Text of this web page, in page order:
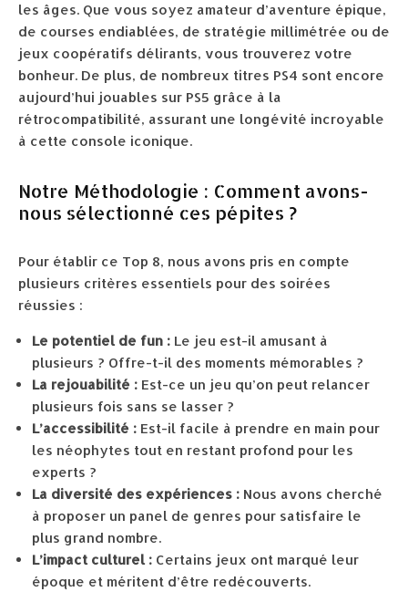
les âges. Que vous soyez amateur d’aventure épique,
de courses endiablées, de stratégie millimétrée ou de
jeux coopératifs délirants, vous trouverez votre
bonheur. De plus, de nombreux titres PS4 sont encore
aujourd’hui jouables sur PS5 grâce à la
rétrocompatibilité, assurant une longévité incroyable
à cette console iconique.
Notre Méthodologie : Comment avons-
nous sélectionné ces pépites ?
Pour établir ce Top 8, nous avons pris en compte
plusieurs critères essentiels pour des soirées
réussies :
Le potentiel de fun : Le jeu est-il amusant à
plusieurs ? Offre-t-il des moments mémorables ?
La rejouabilité : Est-ce un jeu qu’on peut relancer
plusieurs fois sans se lasser ?
L’accessibilité : Est-il facile à prendre en main pour
les néophytes tout en restant profond pour les
experts ?
La diversité des expériences : Nous avons cherché
à proposer un panel de genres pour satisfaire le
plus grand nombre.
L’impact culturel : Certains jeux ont marqué leur
époque et méritent d’être redécouverts.